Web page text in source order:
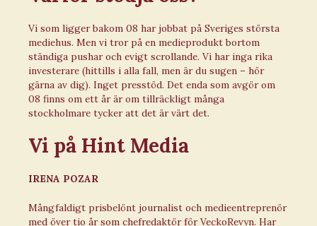
Vi som ligger bakom 08 har jobbat på Sveriges största
mediehus. Men vi tror på en medieprodukt bortom
ständiga pushar och evigt scrollande. Vi har inga rika
investerare (hittills i alla fall, men är du sugen – hör
gärna av dig). Inget presstöd. Det enda som avgör om
08 finns om ett år är om tillräckligt många
stockholmare tycker att det är värt det.
Vi på Hint Media
IRENA POZAR
Mångfaldigt prisbelönt journalist och medieentreprenör
med över tio år som chefredaktör för VeckoRevyn. Har